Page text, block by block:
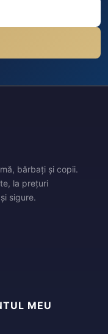
bărbați și copii.
la prețuri
sigure.
MEU